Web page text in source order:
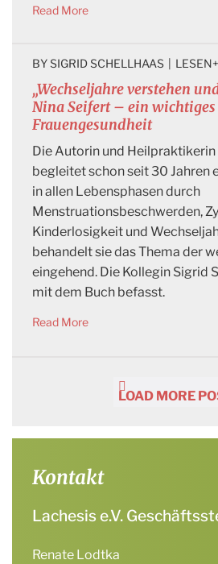
Read More
„Wechseljahre verstehen
Nina Seifert – ein
Frauengesundheit
BY SIGRID SCHELLHAAS
Die Autorin und
begleitet schon seit 30 Jahren
in allen Lebensphasen durch
Menstruationsbeschwerden,
Kinderlosigkeit und
behandelt sie das Thema der
eingehend. Die Kollegin Sigrid
mit dem Buch befasst.
Read More
LOAD MORE
Kontakt
Lachesis e.V.
Renate Lodtka